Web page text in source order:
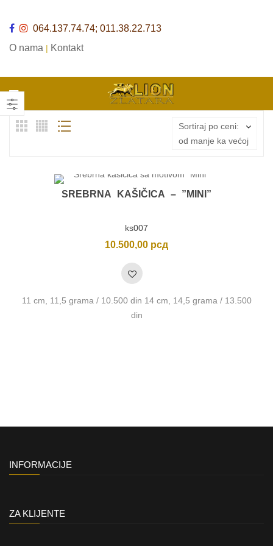
064.137.74.74; 011.38.22.713
O nama | Kontakt
Sortiraj po ceni:
od manje ka većoj
SREBRNA KAŠIČICA – ”MINI”
ks007
10.500,00 рсд
11 cm, 11,5 grama / 10.500 din 14 cm, 14,5 grama / 13.500
din
INFORMACIJE
ZA KLIJENTE